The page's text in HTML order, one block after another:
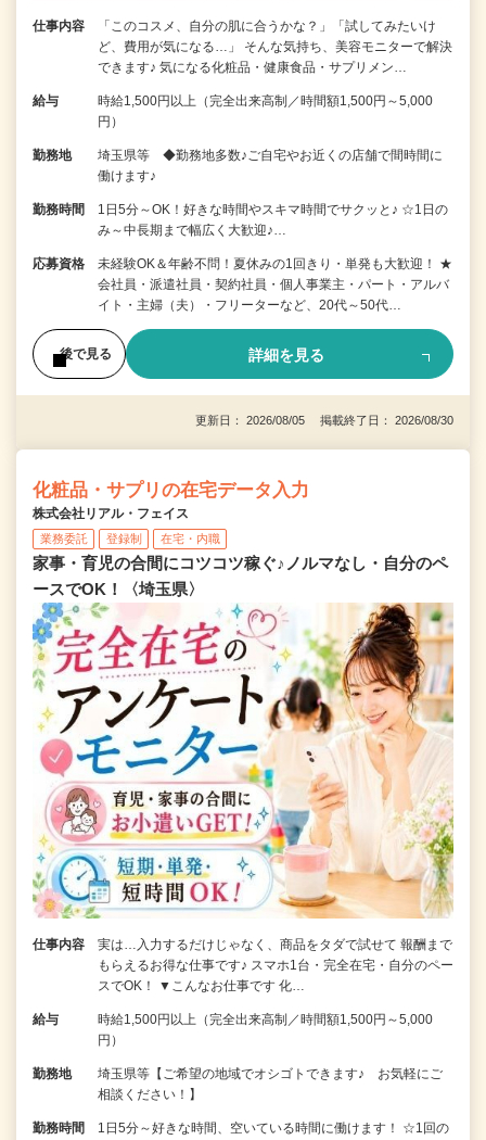
仕事内容
「このコスメ、自分の肌に合うかな？」「試してみたいけ
ど、費用が気になる…」 そんな気持ち、美容モニターで解決
できます♪ 気になる化粧品・健康食品・サプリメン…
給与
時給1,500円以上（完全出来高制／時間額1,500円～5,000
円）
勤務地
埼玉県等 ◆勤務地多数♪ご自宅やお近くの店舗で間時間に
働けます♪
勤務時間
1日5分～OK！好きな時間やスキマ時間でサクッと♪ ☆1日の
み～中長期まで幅広く大歓迎♪…
応募資格
未経験OK＆年齢不問！夏休みの1回きり・単発も大歓迎！ ★
会社員・派遣社員・契約社員・個人事業主・パート・アルバ
イト・主婦（夫）・フリーターなど、20代～50代…
後で見る 詳細を見る
更新日： 2026/08/05 掲載終了日： 2026/08/30
化粧品・サプリの在宅データ入力
株式会社リアル・フェイス
業務委託 登録制 在宅・内職
家事・育児の合間にコツコツ稼ぐ♪ノルマなし・自分のペ
ースでOK！〈埼玉県〉
仕事内容
実は…入力するだけじゃなく、商品をタダで試せて 報酬まで
もらえるお得な仕事です♪ スマホ1台・完全在宅・自分のペー
スでOK！ ▼こんなお仕事です 化…
給与
時給1,500円以上（完全出来高制／時間額1,500円～5,000
円）
勤務地
埼玉県等【ご希望の地域でオシゴトできます♪ お気軽にご
相談ください！】
勤務時間
1日5分～好きな時間、空いている時間に働けます！ ☆1回の